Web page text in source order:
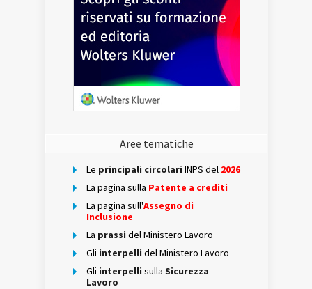
Aree tematiche
Le principali circolari INPS del 2026
La pagina sulla Patente a crediti
La pagina sull'Assegno di
Inclusione
La prassi del Ministero Lavoro
Gli interpelli del Ministero Lavoro
Gli interpelli sulla Sicurezza
Lavoro